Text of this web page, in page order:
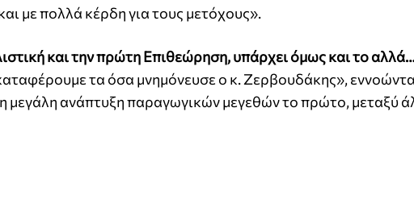
με πολλά κέρδη για τους μετόχους».
και την πρώτη Επιθεώρηση, υπάρχει όμως και το
τα όσα μνημόνευσε ο κ. Ζερβουδάκης»,
μεγάλη ανάπτυξη παραγωγικών μεγεθών το πρώτο, μεταξύ